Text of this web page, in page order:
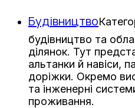
Будівництво
будівництво та
ділянок. Тут
альтанки й навіси,
доріжки. Окремо
та інженерні
проживання.